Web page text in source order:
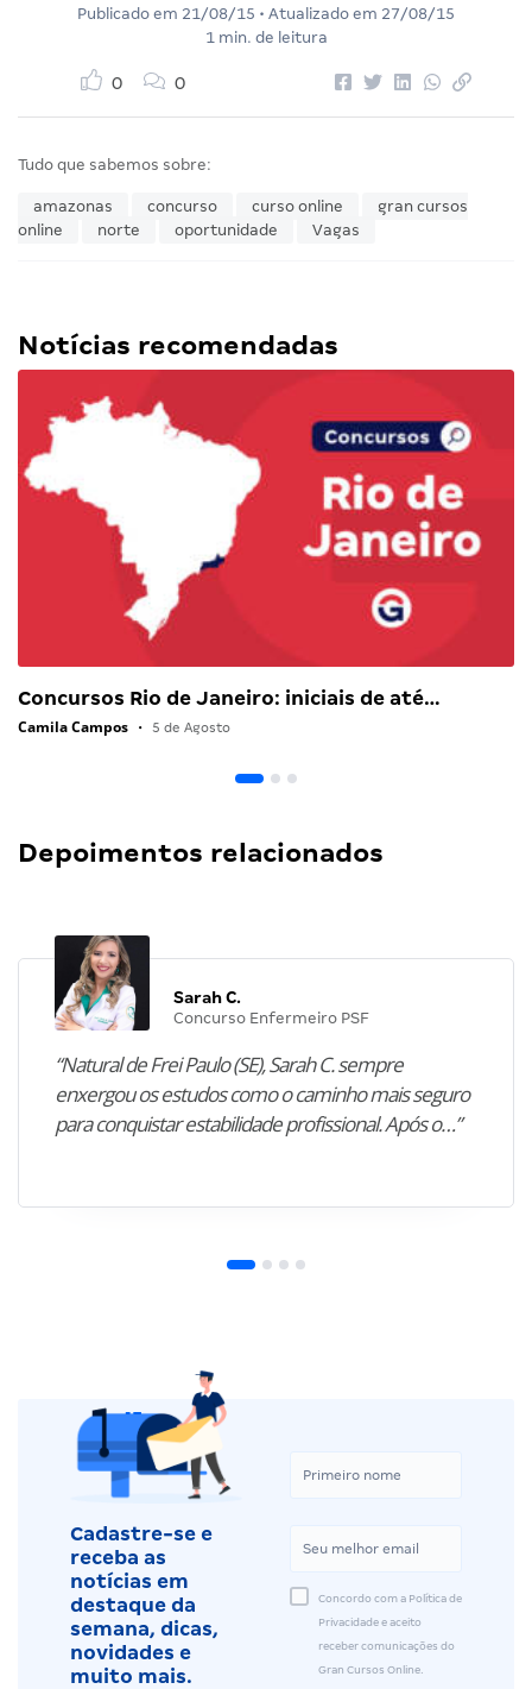
Publicado em 21/08/15 • Atualizado em 27/08/15
1 min. de leitura
0 0
Tudo que sabemos sobre:
amazonas concurso curso online
gran cursos
online
norte oportunidade Vagas
Notícias recomendadas
Concursos Rio de Janeiro: iniciais de até…
Camila Campos • 5 de Agosto
Depoimentos relacionados
Sarah C.
Concurso Enfermeiro PSF
“Natural de Frei Paulo (SE), Sarah C. sempre
enxergou os estudos como o caminho mais seguro
para conquistar estabilidade profissional. Após o…”
Cadastre-se e
receba as
notícias em
destaque da
semana, dicas,
novidades e
muito mais.
Concordo com a Política de
Privacidade e aceito
receber comunicações do
Gran Cursos Online.